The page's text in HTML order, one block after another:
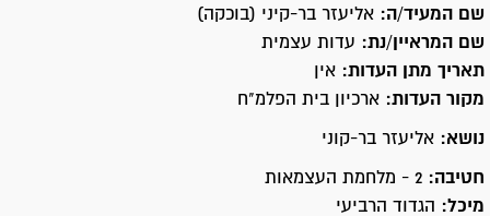
שם המעיד/ה: אליעזר בר-קיני (בוכקה)
שם המראיין/נת: עדות עצמית
תאריך מתן העדות: אין
מקור העדות: ארכיון בית הפלמ"ח
נושא: אליעזר בר-קוני
חטיבה: 2 - מלחמת העצמאות
מיכל:
הגדוד הרביעי